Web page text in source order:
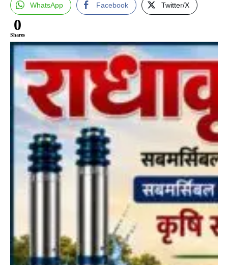
WhatsApp Facebook Twitter/X
0
Shares